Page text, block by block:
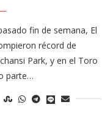
fin de semana, El
récord de
Park, y en el Toro
parte…